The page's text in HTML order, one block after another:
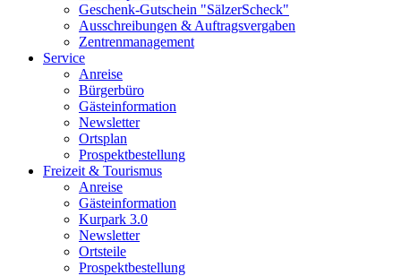
Geschenk-Gutschein "SälzerScheck"
Ausschreibungen & Auftragsvergaben
Zentrenmanagement
Service
Anreise
Bürgerbüro
Gästeinformation
Newsletter
Ortsplan
Prospektbestellung
Freizeit & Tourismus
Anreise
Gästeinformation
Kurpark 3.0
Newsletter
Ortsteile
Prospektbestellung